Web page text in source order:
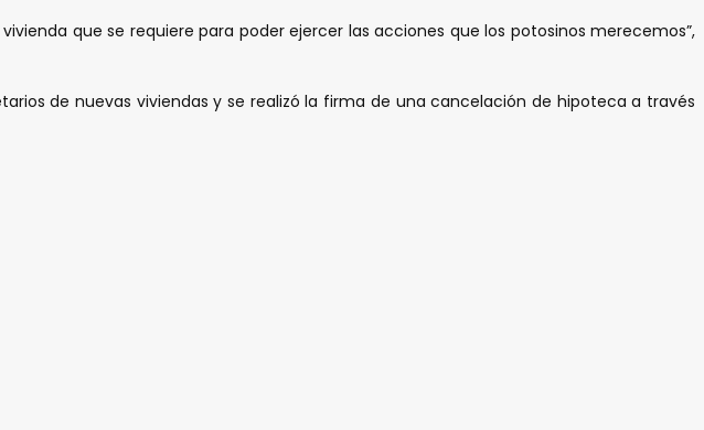
que se requiere para poder ejercer las acciones que los potosinos merecemos”,
de nuevas viviendas y se realizó la firma de una cancelación de hipoteca a través